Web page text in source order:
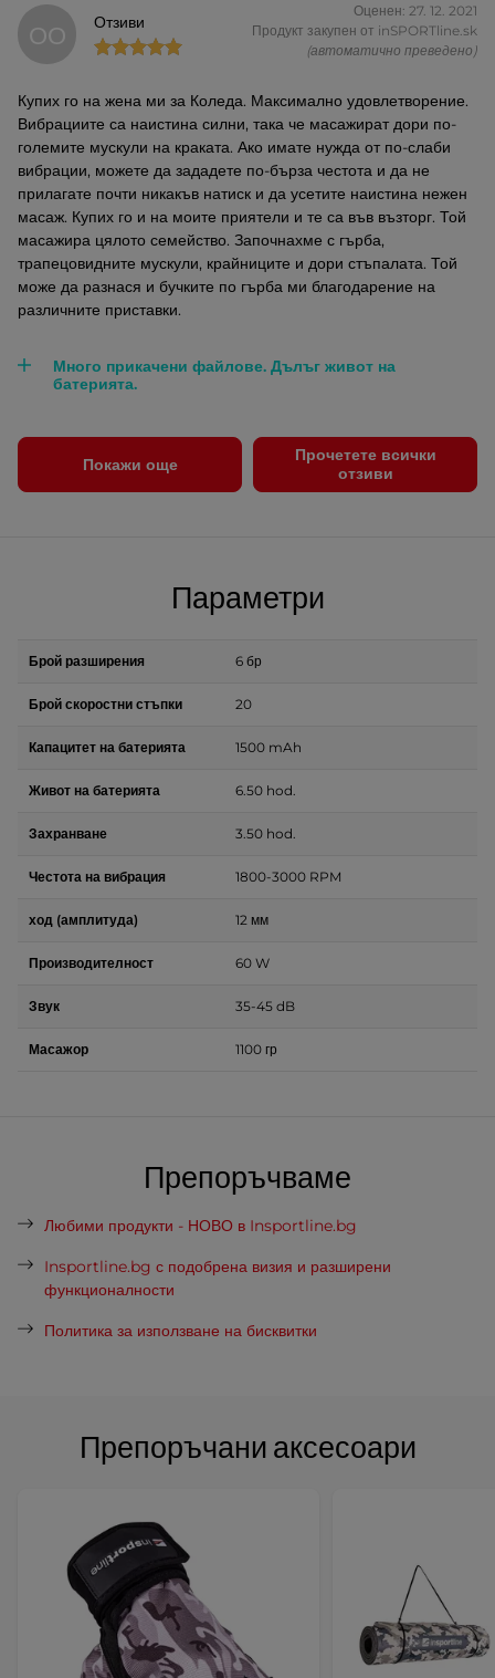
Препоръчани аксесоари
ОО Отзиви
Оценен: 27. 12. 2021
Продукт закупен от inSPORTline.sk
(автоматично преведено)
Купих го на жена ми за Коледа. Максимално удовлетворение.
Вибрациите са наистина силни, така че масажират дори по-
големите мускули на краката. Ако имате нужда от по-слаби
вибрации, можете да зададете по-бърза честота и да не
прилагате почти никакъв натиск и да усетите наистина нежен
масаж. Купих го и на моите приятели и те са във възторг. Той
масажира цялото семейство. Започнахме с гърба,
трапецовидните мускули, крайниците и дори стъпалата. Той
може да разнася и бучките по гърба ми благодарение на
различните приставки.
Много прикачени файлове. Дълъг живот на
батерията.
Покажи още
Прочетете всички
отзиви
Параметри
Брой разширения 6 бр
Брой скоростни стъпки 20
Капацитет на батерията 1500 mAh
Живот на батерията 6.50 hod.
Захранване 3.50 hod.
Честота на вибрация 1800-3000 RPM
ход (амплитуда) 12 мм
Производителност 60 W
Звук 35-45 dB
Масажор 1100 гр
Препоръчваме
Любими продукти - НОВО в Insportline.bg
Insportline.bg с подобрена визия и разширени
функционалности
Политика за използване на бисквитки